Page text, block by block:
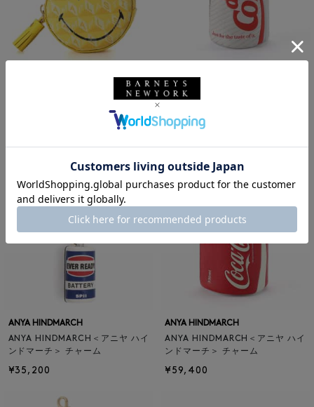
ANYA HINDMARCH＜アニヤ ハイ
ANYA HINDMARCH
ANYA HINDMARCH＜アニヤ ハイ
¥59,400
ANYA HINDMARCH
ANYA HINDMARCH＜アニヤ ハイ
ンドマーチ＞ チャーム
¥35,200
ANYA HINDMARCH
ANYA HINDMARCH＜アニヤ ハイ
ンドマーチ＞ チャーム
¥59,400